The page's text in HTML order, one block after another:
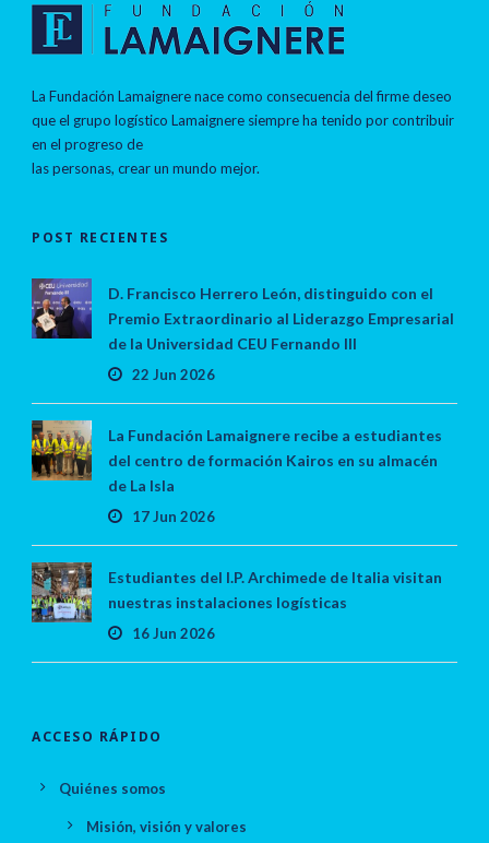
La Fundación Lamaignere nace como consecuencia del firme deseo
que el grupo logístico Lamaignere siempre ha tenido por contribuir
en el progreso de
las personas, crear un mundo mejor.
POST RECIENTES
D. Francisco Herrero León, distinguido con el
Premio Extraordinario al Liderazgo Empresarial
de la Universidad CEU Fernando III
22 Jun 2026
La Fundación Lamaignere recibe a estudiantes
del centro de formación Kairos en su almacén
de La Isla
17 Jun 2026
Estudiantes del I.P. Archimede de Italia visitan
nuestras instalaciones logísticas
16 Jun 2026
ACCESO RÁPIDO
Quiénes somos
Misión, visión y valores